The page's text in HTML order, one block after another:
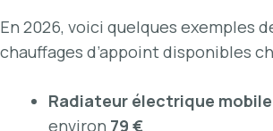
En 2026, voici quelques exemples
chauffages d’appoint disponibles
Radiateur électrique
environ 79 €